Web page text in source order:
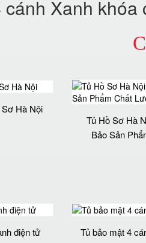
Xanh khóa
Hà Nội
Tủ Hồ Sơ Hà
Bảo Sản
điện tử Tủ bảo mật 4